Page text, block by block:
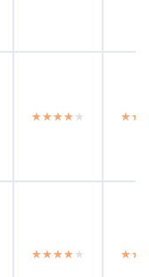
★★★★★
★★★★★
★★★★★
★★★★★